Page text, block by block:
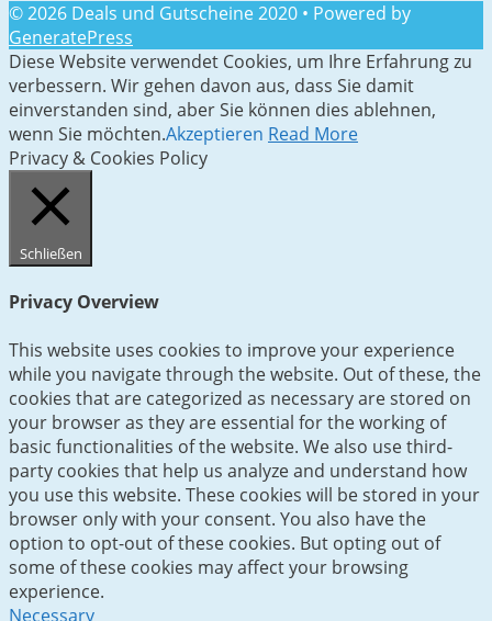
© 2026 Deals und Gutscheine 2020 • Powered by
GeneratePress
Diese Website verwendet Cookies, um Ihre Erfahrung zu
verbessern. Wir gehen davon aus, dass Sie damit
einverstanden sind, aber Sie können dies ablehnen,
wenn Sie möchten.Akzeptieren Read More
Privacy & Cookies Policy
Schließen
Privacy Overview
This website uses cookies to improve your experience
while you navigate through the website. Out of these, the
cookies that are categorized as necessary are stored on
your browser as they are essential for the working of
basic functionalities of the website. We also use third-
party cookies that help us analyze and understand how
you use this website. These cookies will be stored in your
browser only with your consent. You also have the
option to opt-out of these cookies. But opting out of
some of these cookies may affect your browsing
experience.
Necessary